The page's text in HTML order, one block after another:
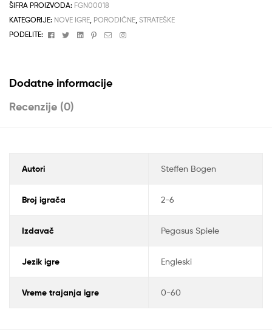
ŠIFRA PROIZVODA: FGN00018
KATEGORIJE: NOVE IGRE, PORODIČNE, STRATEŠKE
PODELITE:
FacebookTwitterLinkedinPinterest
EmailInstagram
Dodatne informacije
Recenzije (0)
Autori Steffen Bogen
Broj igrača 2-6
Izdavač Pegasus Spiele
Jezik igre Engleski
Vreme trajanja igre 0-60